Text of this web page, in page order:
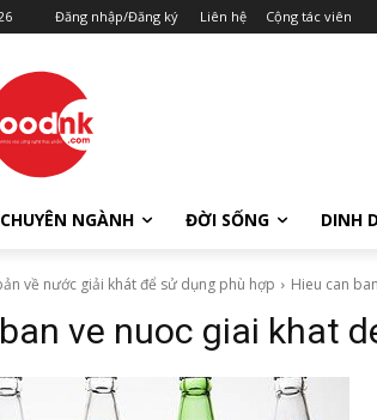
Đăng nhập/Đăng ký Liên hệ Cộng tác viên
CHUYÊN NGÀNH ĐỜI SỐNG DINH
về nước giải khát để sử dụng phù hợp Hieu can
ve nuoc giai khat